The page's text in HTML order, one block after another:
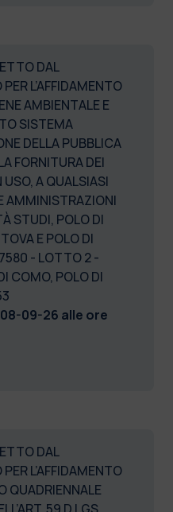
DAL
L’AFFIDAMENTO
AMBIENTALE E
SISTEMA
DELLA PUBBLICA
FORNITURA DEI
A QUALSIASI
AMMINISTRAZIONI
STUDI, POLO DI
E POLO DI
- LOTTO 2 -
COMO, POLO DI
08-09-26 alle ore
DAL
L’AFFIDAMENTO
QUADRIENNALE